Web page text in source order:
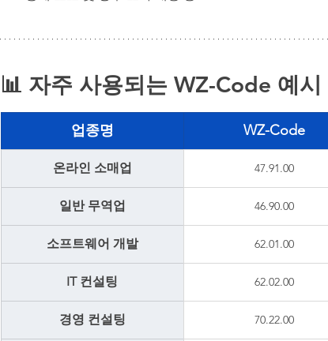
📊 자주 사용되는 WZ-Code 예시
업종명 WZ-Code
온라인 소매업 47.91.00
일반 무역업 46.90.00
소프트웨어 개발 62.01.00
IT 컨설팅 62.02.00
경영 컨설팅 70.22.00